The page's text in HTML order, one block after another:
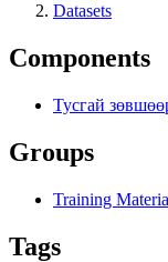
Datasets
Components
Тусгай
Groups
Training
Tags